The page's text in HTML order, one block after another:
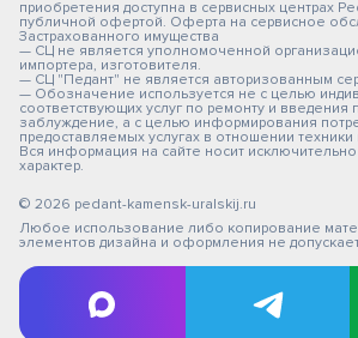
приобретения доступна в сервисных центрах
публичной офертой. Оферта на сервисное
Застрахованного имущества
— СЦ не является уполномоченной
импортера, изготовителя.
— СЦ "Педант" не является авторизованным
— Обозначение используется не с целью
соответствующих услуг по ремонту и введения
заблуждение, а с целью информирования
предоставляемых услугах в отношении
Вся информация на сайте носит
характер.
© 2026 pedant-kamensk-uralskij.ru
Любое использование либо копирование
элементов дизайна и оформления не